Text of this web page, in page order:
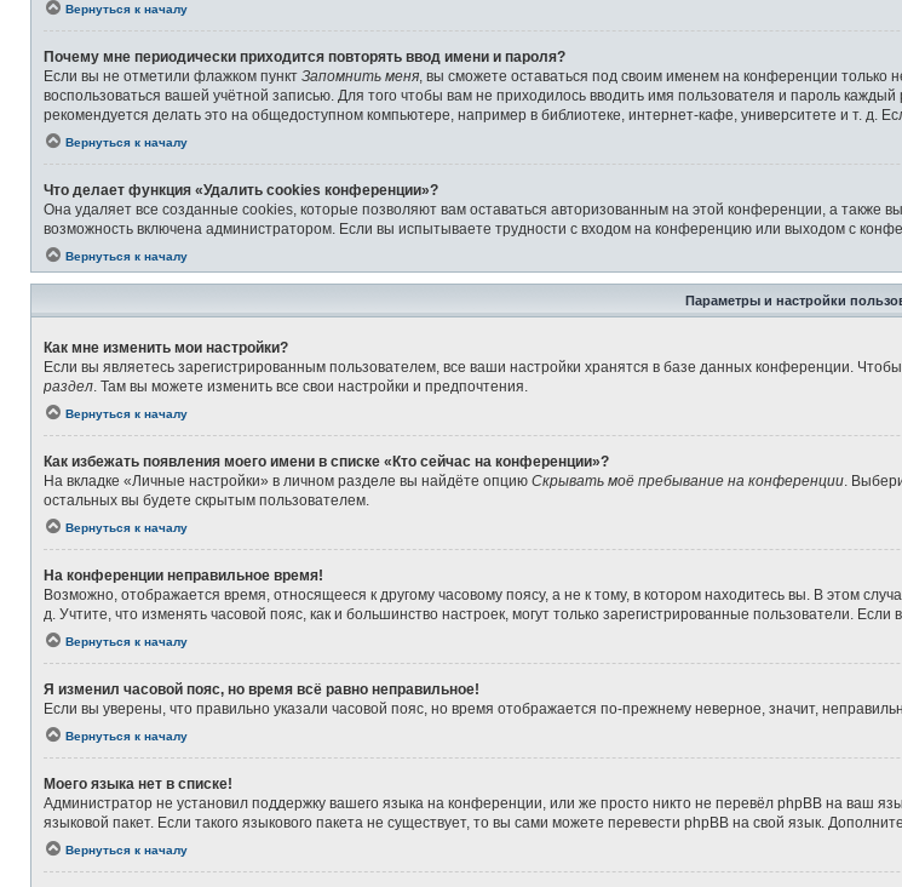
Вернуться к началу
Почему мне периодически приходится повторять ввод имени и пароля?
Если вы не отметили флажком пункт Запомнить меня , вы сможете оставаться под своим именем на конференции только
воспользоваться вашей учётной записью. Для того чтобы вам не приходилось вводить имя пользователя и пароль
рекомендуется делать это на общедоступном компьютере, например в библиотеке, интернет-кафе, университете и т. д.
Вернуться к началу
Что делает функция «Удалить cookies конференции»?
Она удаляет все созданные cookies, которые позволяют вам оставаться авторизованным на этой конференции, а также
возможность включена администратором. Если вы испытываете трудности с входом на конференцию или выходом с
Вернуться к началу
Параметры и настройки
Как мне изменить мои настройки?
Если вы являетесь зарегистрированным пользователем, все ваши настройки хранятся в базе данных конференции.
раздел . Там вы можете изменить все свои настройки и предпочтения.
Вернуться к началу
Как избежать появления моего имени в списке «Кто сейчас на конференции»?
На вкладке «Личные настройки» в личном разделе вы найдёте опцию Скрывать моё пребывание на конференции .
остальных вы будете скрытым пользователем.
Вернуться к началу
На конференции неправильное время!
Возможно, отображается время, относящееся к другому часовому поясу, а не к тому, в котором находитесь вы. В этом
д. Учтите, что изменять часовой пояс, как и большинство настроек, могут только зарегистрированные пользователи.
Вернуться к началу
Я изменил часовой пояс, но время всё равно неправильное!
Если вы уверены, что правильно указали часовой пояс, но время отображается по-прежнему неверное, значит,
Вернуться к началу
Моего языка нет в списке!
Администратор не установил поддержку вашего языка на конференции, или же просто никто не перевёл phpBB на ваш
языковой пакет. Если такого языкового пакета не существует, то вы сами можете перевести phpBB на свой язык.
Вернуться к началу